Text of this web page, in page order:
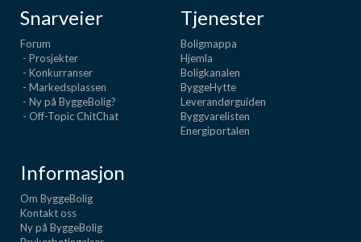
Snarveier
Forum
- Prosjekter
- Konkurranser
- Markedsplassen
- Ny på ByggeBolig?
- Off-Topic ChitChat
Tjenester
Boligmappa
Hjemla
Boligkanalen
ByggeHytte
Leverandørguiden
Byggvarelisten
Energiportalen
Informasjon
Om ByggeBolig
Kontakt oss
Ny på ByggeBolig